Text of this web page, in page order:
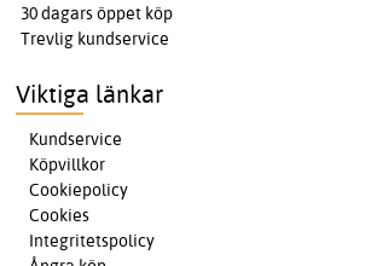
30 dagars öppet köp
Trevlig kundservice
Viktiga länkar
Kundservice
Köpvillkor
Cookiepolicy
Cookies
Integritetspolicy